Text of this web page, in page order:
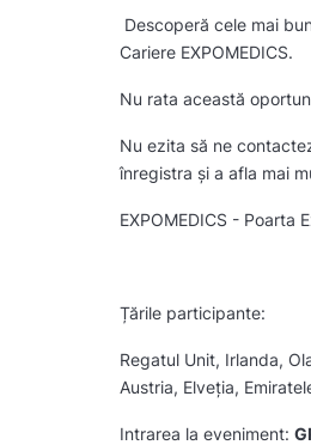
Descoperă cele mai
Cariere EXPOMEDICS.
Nu rata această
Nu ezita să ne
înregistra și a afla mai
EXPOMEDICS - Poarta
Țările participante:
Regatul Unit, Irlanda,
Austria, Elveția,
Intrarea la eveniment: